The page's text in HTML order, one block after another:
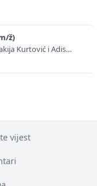
ž)
Kurtović i Adis
vijest